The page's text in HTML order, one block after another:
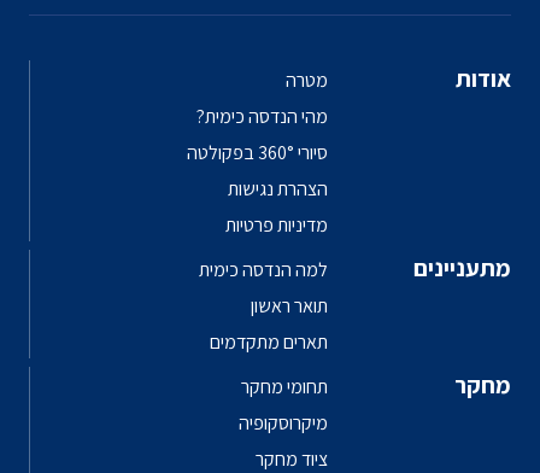
אודות
מטרה
מהי הנדסה כימית?
סיורי 360° בפקולטה
הצהרת נגישות
מדיניות פרטיות
מתעניינים
למה הנדסה כימית
תואר ראשון
תארים מתקדמים
מחקר
תחומי מחקר
מיקרוסקופיה
ציוד מחקר